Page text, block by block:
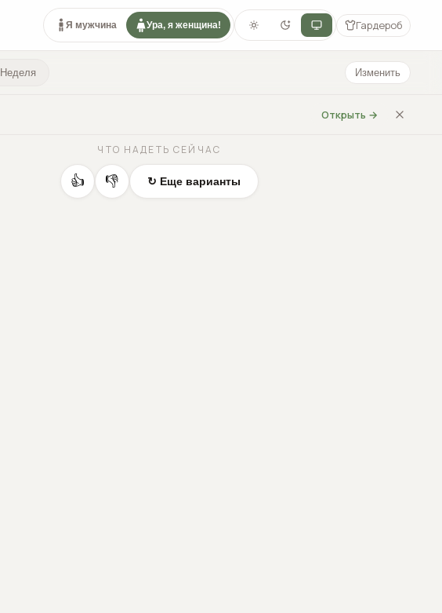
Я мужчина Ура, я женщина! Гардероб
Неделя Изменить
Открыть →
ЧТО НАДЕТЬ СЕЙЧАС
👍 👎 ↻ Еще варианты